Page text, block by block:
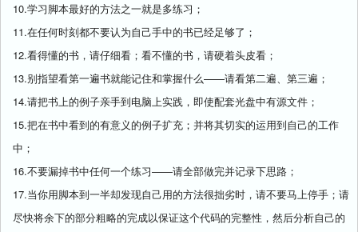
10.学习脚本最好的方法之一就是多练习；
11.在任何时刻都不要认为自己手中的书已经足够了；
12.看得懂的书，请仔细看；看不懂的书，请硬着头皮看；
13.别指望看第一遍书就能记住和掌握什么——请看第二遍、第三遍；
14.请把书上的例子亲手到电脑上实践，即使配套光盘中有源文件；
15.把在书中看到的有意义的例子扩充；并将其切实的运用到自己的工作
中；
16.不要漏掉书中任何一个练习——请全部做完并记录下思路；
17.当你用脚本到一半却发现自己用的方法很拙劣时，请不要马上停手；请
尽快将余下的部分粗略的完成以保证这个代码的完整性，然后分析自己的